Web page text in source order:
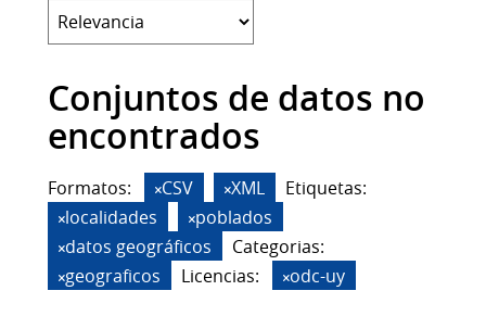
Conjuntos de datos no
encontrados
Formatos: CSV XML
Etiquetas:
localidades
poblados
datos geográficos
Categorias:
geograficos
Licencias: odc-uy